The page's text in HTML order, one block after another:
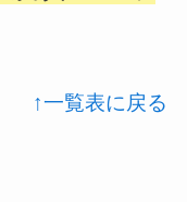
↑一覧表に戻る